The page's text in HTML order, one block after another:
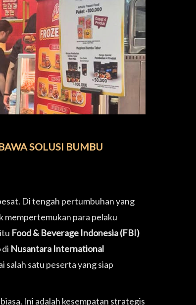
SOLUSI BUMBU
Di tengah pertumbuhan yang
mempertemukan para pelaku
Food & Beverage Indonesia (FBI)
di Nusantara International
salah satu peserta yang siap
Ini adalah kesempatan strategis